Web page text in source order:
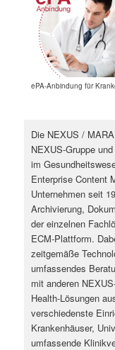
ePA-Anbindung für
Die NEXUS /
NEXUS-Gruppe
im
Enterprise Content
Unternehmen seit
Archivierung,
der einzelnen
ECM-Plattform.
zeitgemäße
umfassendes
mit anderen
Health-Lösungen
verschiedenste
Krankenhäuser,
umfassende